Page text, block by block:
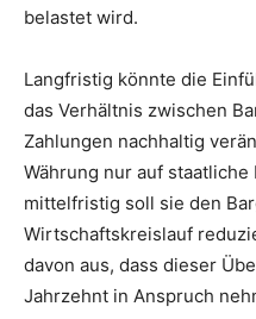
belastet wird.
Langfristig könnte die
das Verhältnis zwischen
Zahlungen nachhaltig
Währung nur auf
mittelfristig soll sie den
Wirtschaftskreislauf
davon aus, dass dieser
Jahrzehnt in Anspruch